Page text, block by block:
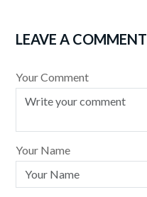
LEAVE A COMMENT
Your Comment
Your Name